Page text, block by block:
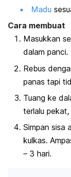
Madu
Cara membuat
Masukkan
dalam panci.
Rebus
panas tapi
Tuang ke
terlalu
Simpan sisa
kulkas.
– 3 hari.